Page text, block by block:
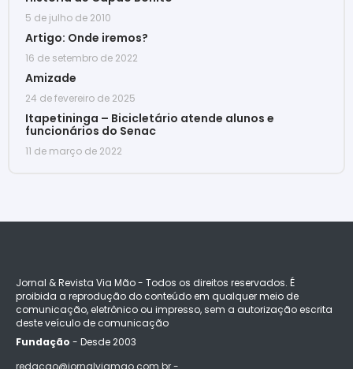
5 de julho de 2010
Artigo: Onde iremos?
16 de setembro de 2022
Amizade
24 de fevereiro de 2025
Itapetininga – Bicicletário atende alunos e
funcionários do Senac
11 de março de 2022
Jornal & Revista Via Mão - Todos os direitos reservados. É
proibida a reprodução do conteúdo em qualquer meio de
comunicação, eletrônico ou impresso, sem a autorização escrita
deste veículo de comunicação
Fundação - Desde 2003
redacao@jornalviamao.com.br -